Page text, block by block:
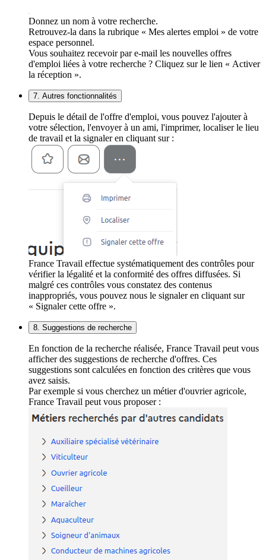
Donnez un nom à votre recherche.
Retrouvez-la dans la rubrique « Mes alertes emploi » de votre
espace personnel.
Vous souhaitez recevoir par e-mail les nouvelles offres
d'emploi liées à votre recherche ? Cliquez sur le lien « Activer
la réception ».
7. Autres fonctionnalités
Depuis le détail de l'offre d'emploi, vous pouvez l'ajouter à
votre sélection, l'envoyer à un ami, l'imprimer, localiser le lieu
de travail et la signaler en cliquant sur :
France Travail effectue systématiquement des contrôles pour
vérifier la légalité et la conformité des offres diffusées. Si
malgré ces contrôles vous constatez des contenus
inappropriés, vous pouvez nous le signaler en cliquant sur
« Signaler cette offre ».
8. Suggestions de recherche
En fonction de la recherche réalisée, France Travail peut vous
afficher des suggestions de recherche d'offres. Ces
suggestions sont calculées en fonction des critères que vous
avez saisis.
Par exemple si vous cherchez un métier d'ouvrier agricole,
France Travail peut vous proposer :